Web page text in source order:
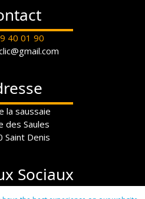
40 01 90
la saussaie
des Saules
Saint Denis
Sociaux